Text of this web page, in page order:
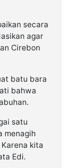
secara
agar
Cirebon
batu bara
bahwa
satu
menagih
kita
Edi.